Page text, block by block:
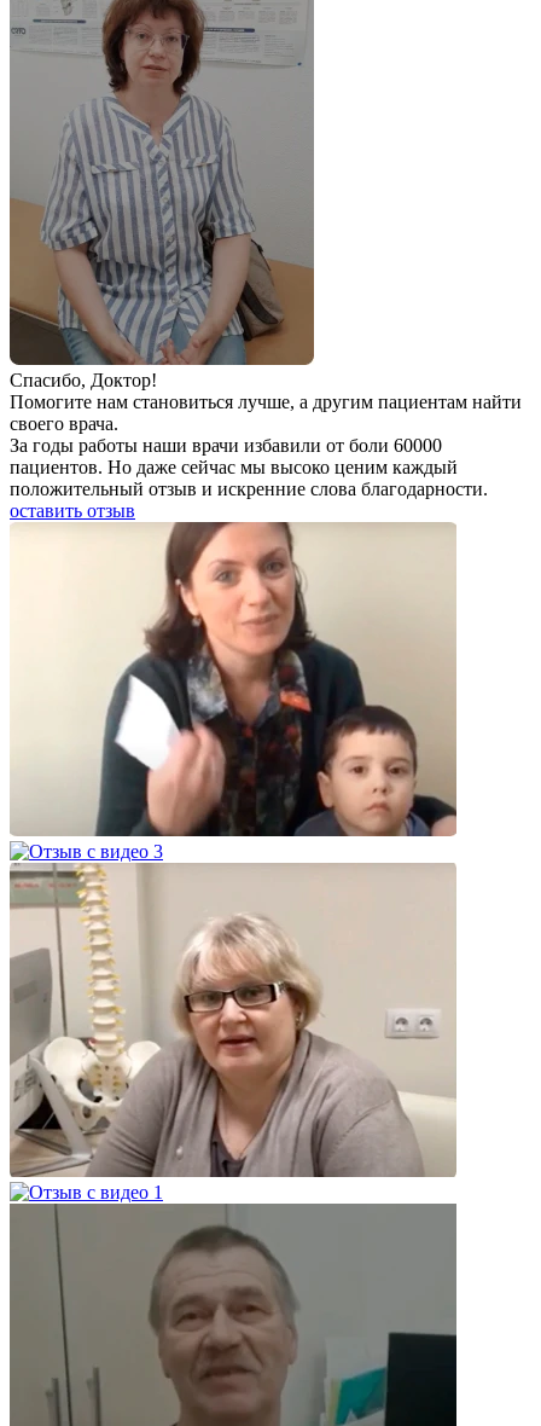
Спаcибо, Доктор!
Помогите нам становиться лучше, а другим пациентам найти
своего врача.
За годы работы наши врачи избавили от боли 60000
пациентов. Но даже сейчас мы высоко ценим каждый
положительный отзыв и искренние слова благодарности.
оставить отзыв